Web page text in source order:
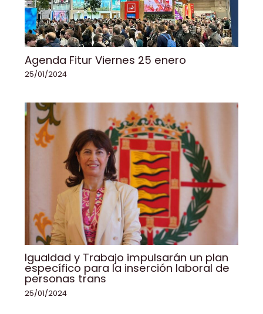
Agenda Fitur Viernes 25 enero
25/01/2024
Igualdad y Trabajo impulsarán un plan
específico para la inserción laboral de
personas trans
25/01/2024